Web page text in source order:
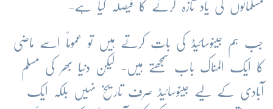
مسلمانوں کی یاد تازہ کرنے کا فیصلہ کیا ہے-
جب ہم جینوسائیڈ کی بات کرتے ہیں تو عموماً اسے ماضی
کا ایک المناک باب سمجھتے ہیں- لیکن دنیا بھر کی مسلم
آبادی کے لیے جینوسائیڈ صرف تاریخ نہیں بلکہ ایک